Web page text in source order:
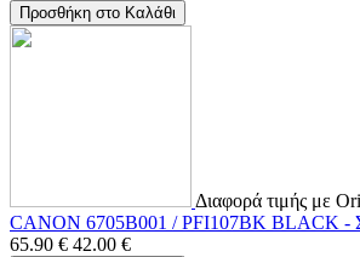
Προσθήκη στο Καλάθι
Διαφορά τιμής με
CANON 6705B001 / PFI107BK BLACK -
65.90 € 42.00 €